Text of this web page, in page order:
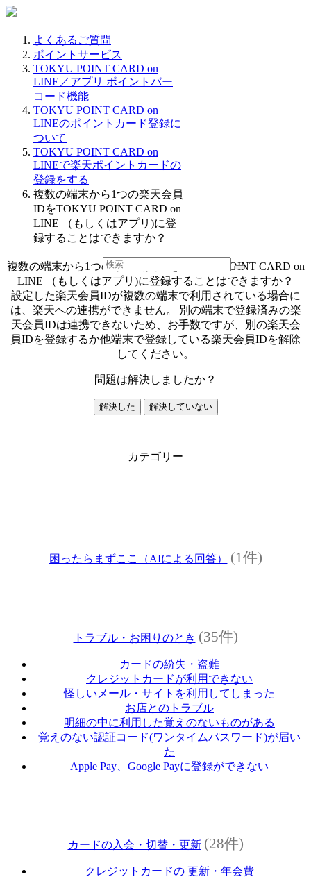
よくあるご質問
ポイントサービス
TOKYU POINT CARD on
LINE／アプリ ポイントバー
コード機能
TOKYU POINT CARD on
LINEのポイントカード登録に
ついて
TOKYU POINT CARD on
LINEで楽天ポイントカードの
登録をする
複数の端末から1つの楽天会員
IDをTOKYU POINT CARD on
LINE （もしくはアプリ)に登
録することはできますか？
複数の端末から1つの楽天会員IDをTOKYU POINT CARD on
LINE （もしくはアプリ)に登録することはできますか？
設定した楽天会員IDが複数の端末で利用されている場合に
は、楽天への連携ができません。|別の端末で登録済みの楽
天会員IDは連携できないため、お手数ですが、別の楽天会
員IDを登録するか他端末で登録している楽天会員IDを解除
してください。
問題は解決しましたか？
解決した 解決していない
カテゴリー
困ったらまずここ（AIによる回答） (1件)
トラブル・お困りのとき (35件)
カードの紛失・盗難
クレジットカードが利用できない
怪しいメール・サイトを利用してしまった
お店とのトラブル
明細の中に利用した覚えのないものがある
覚えのない認証コード(ワンタイムパスワード)が届い
た
Apple Pay、Google Payに登録ができない
カードの入会・切替・更新 (28件)
クレジットカードの 更新・年会費